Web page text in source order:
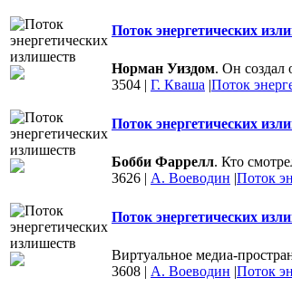
Поток энергетических
Норман Уиздом. Он создал
3504 | Г. Кваша |Поток
Поток энергетических
Бобби Фаррелл. Кто
3626 | А. Воеводин |Поток
Поток энергетических
Виртуальное медиа-
3608 | А. Воеводин |Поток